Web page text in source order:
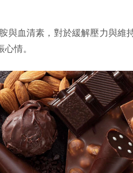
與血清素，對於緩解壓力與維
情。